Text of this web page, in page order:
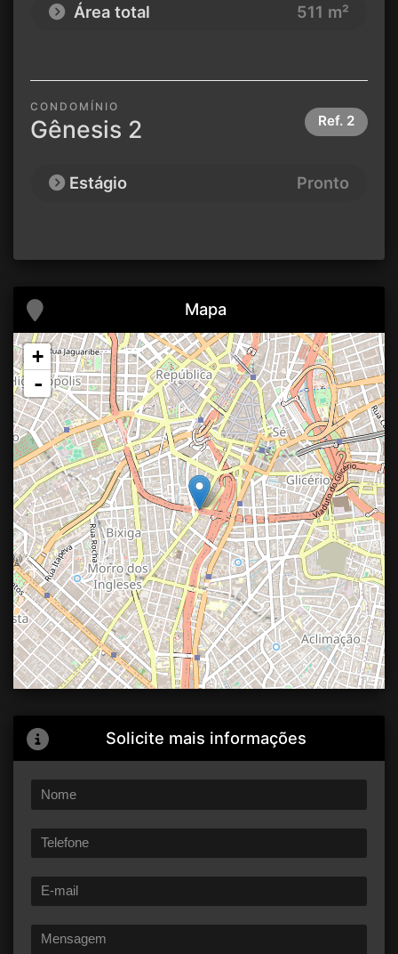
Área total 511 m²
CONDOMÍNIO
Gênesis 2 Ref. 2
Estágio Pronto
Mapa
+
-
Solicite mais informações